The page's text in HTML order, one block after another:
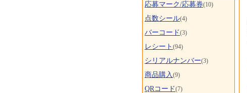
応募マーク/応募券(10)
点数シール(4)
バーコード(3)
レシート (94)
シリアルナンバー(3)
商品購入(9)
QRコード(7)